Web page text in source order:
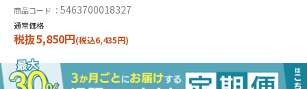
商品コード ： 5463700018327
通常価格
税抜5,850円(税込6,435円)